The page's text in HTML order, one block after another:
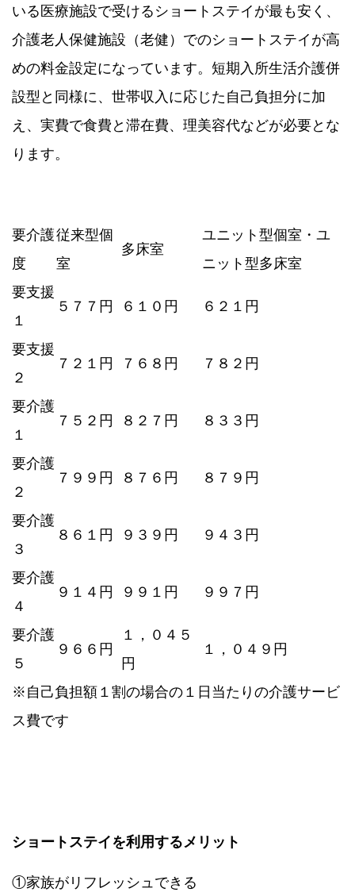
いる医療施設で受けるショートステイが最も安く、
介護老人保健施設（老健）でのショートステイが高
めの料金設定になっています。短期入所生活介護併
設型と同様に、世帯収入に応じた自己負担分に加
え、実費で食費と滞在費、理美容代などが必要とな
ります。
要介護
度
従来型個
室
多床室
ユニット型個室・ユ
ニット型多床室
要支援
１
５７７円 ６１０円 ６２１円
要支援
２
７２１円 ７６８円 ７８２円
要介護
１
７５２円 ８２７円 ８３３円
要介護
２
７９９円 ８７６円 ８７９円
要介護
３
８６１円 ９３９円 ９４３円
要介護
４
９１４円 ９９１円 ９９７円
要介護
５
９６６円
１，０４５
円
１，０４９円
※自己負担額１割の場合の１日当たりの介護サービ
ス費です
ショートステイを利用するメリット
①家族がリフレッシュできる